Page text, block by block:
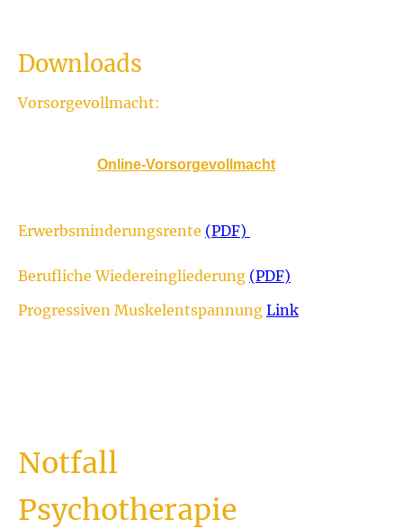
Downloads
Vorsorgevollmacht:
Online-Vorsorgevollmacht
Erwerbsminderungsrente (PDF)
Berufliche Wiedereingliederung (PDF)
Progressiven Muskelentspannung Link
Notfall
Psychotherapie